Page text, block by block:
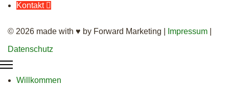
Kontakt
© 2026 made with ♥ by Forward Marketing | Impressum
Datenschutz
Willkommen